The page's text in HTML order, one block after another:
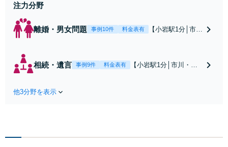
注力分野
離婚・男女問題 事例10件 料金表有
【小岩駅1分│市
回避、裁判提起前
の和解、子の認知
相続・遺言 事例9件 料金表有
【小岩駅1分│市川・船
しい地域の皆さまも、
他3分野を表示